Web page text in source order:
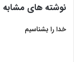
نوشته های مشابه
خدا را بشناسیم